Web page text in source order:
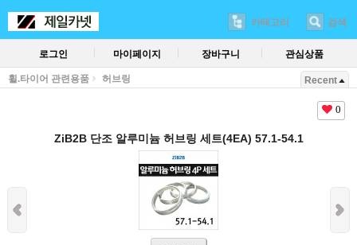
카테고리 검색
로그인 마이페이지 장바구니 관심상품
휠.타이어 관련용품 허브링 Recent
0
ZiB2B 단조 알루미늄 허브링 세트(4EA) 57.1-54.1